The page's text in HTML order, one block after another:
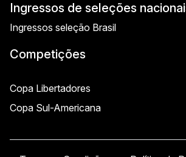
Ingressos de seleções
Ingressos seleção Brasil
Competições
Copa Libertadores
Copa Sul-Americana